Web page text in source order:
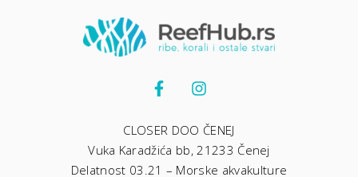
CLOSER DOO ČENEJ
Vuka Karadžića bb, 21233 Čenej
Delatnost 03.21 – Morske akvakulture